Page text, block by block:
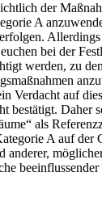
der
A
bei der
werden, zu
Verdacht auf
bestätigt. Daher
als
A auf der
anderer,